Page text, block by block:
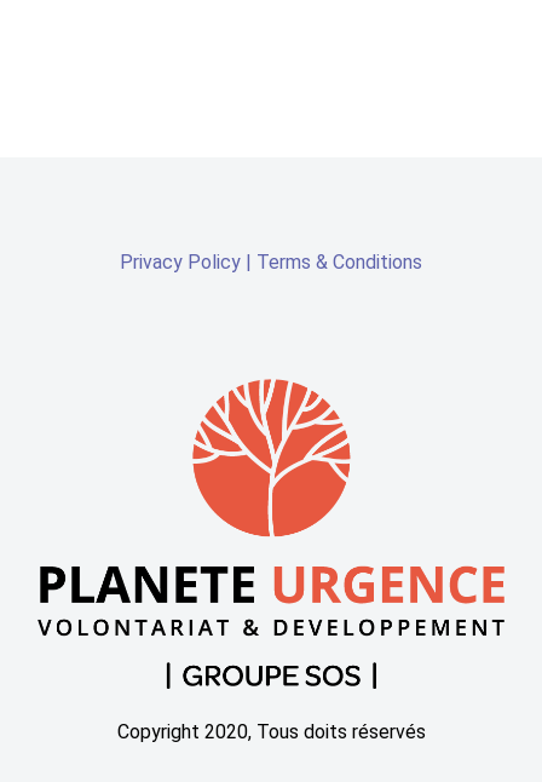
Privacy Policy | Terms & Conditions
Copyright 2020, Tous doits réservés